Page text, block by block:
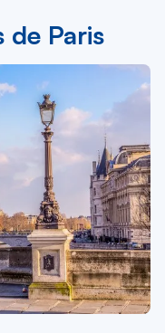
de Paris